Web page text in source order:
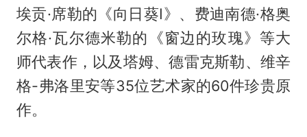
埃贡·席勒的《向日葵I》、费迪南德·格奥
尔格·瓦尔德米勒的《窗边的玫瑰》等大
师代表作，以及塔姆、德雷克斯勒、维辛
格-弗洛里安等35位艺术家的60件珍贵原
作。